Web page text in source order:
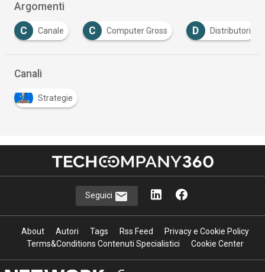
Argomenti
C Canale C Computer Gross D Distributori
Canali
Strategie
Seguici
About Autori Tags Rss Feed
Privacy e Cookie Policy
Terms&Conditions Contenuti Specialistici
Cookie Center